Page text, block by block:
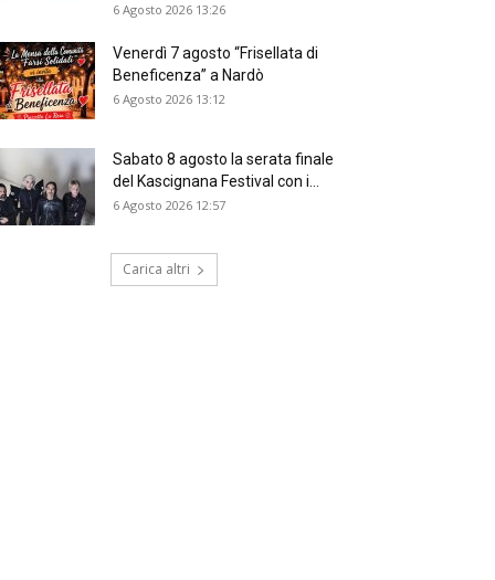
6 Agosto 2026 13:26
Venerdì 7 agosto “Frisellata di
Beneficenza” a Nardò
6 Agosto 2026 13:12
Sabato 8 agosto la serata finale
del Kascignana Festival con i...
6 Agosto 2026 12:57
Carica altri